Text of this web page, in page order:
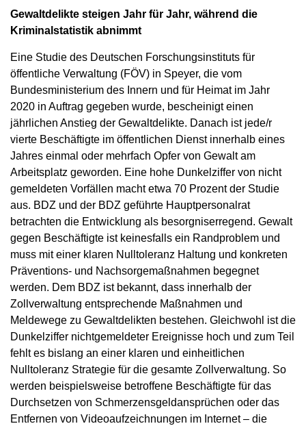
Gewaltdelikte steigen Jahr für Jahr, während die
Kriminalstatistik abnimmt
Eine Studie des Deutschen Forschungsinstituts für
öffentliche Verwaltung (FÖV) in Speyer, die vom
Bundesministerium des Innern und für Heimat im Jahr
2020 in Auftrag gegeben wurde, bescheinigt einen
jährlichen Anstieg der Gewaltdelikte. Danach ist jede/r
vierte Beschäftigte im öffentlichen Dienst innerhalb eines
Jahres einmal oder mehrfach Opfer von Gewalt am
Arbeitsplatz geworden. Eine hohe Dunkelziffer von nicht
gemeldeten Vorfällen macht etwa 70 Prozent der Studie
aus. BDZ und der BDZ geführte Hauptpersonalrat
betrachten die Entwicklung als besorgniserregend. Gewalt
gegen Beschäftigte ist keinesfalls ein Randproblem und
muss mit einer klaren Nulltoleranz Haltung und konkreten
Präventions- und Nachsorgemaßnahmen begegnet
werden. Dem BDZ ist bekannt, dass innerhalb der
Zollverwaltung entsprechende Maßnahmen und
Meldewege zu Gewaltdelikten bestehen. Gleichwohl ist die
Dunkelziffer nichtgemeldeter Ereignisse hoch und zum Teil
fehlt es bislang an einer klaren und einheitlichen
Nulltoleranz Strategie für die gesamte Zollverwaltung. So
werden beispielsweise betroffene Beschäftigte für das
Durchsetzen von Schmerzensgeldansprüchen oder das
Entfernen von Videoaufzeichnungen im Internet – die